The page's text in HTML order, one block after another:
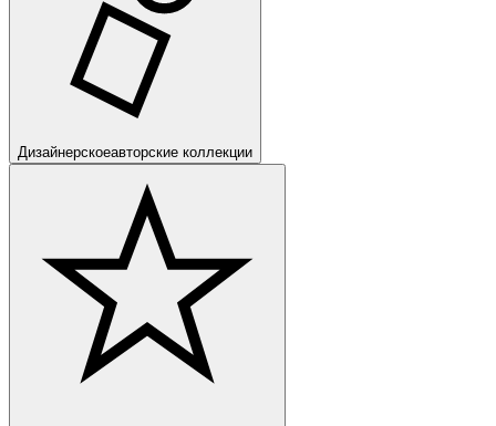
Дизайнерскоеавторские коллекции